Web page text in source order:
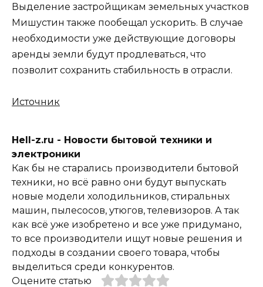
Выделение застройщикам земельных участков
Мишустин также пообещал ускорить. В случае
необходимости уже действующие договоры
аренды земли будут продлеваться, что
позволит сохранить стабильность в отрасли.
Источник
Hell-z.ru - Новости бытовой техники и
электроники
Как бы не старались производители бытовой
техники, но всё равно они будут выпускать
новые модели холодильников, стиральных
машин, пылесосов, утюгов, телевизоров. А так
как всё уже изобретено и все уже придумано,
то все производители ищут новые решения и
подходы в создании своего товара, чтобы
выделиться среди конкурентов.
Оцените статью